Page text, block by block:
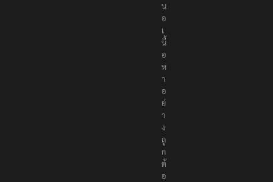
น
อ
เ
นื้
อ
ห
า
อ
ย่
า
ง
ถู
ก
ต้
อ